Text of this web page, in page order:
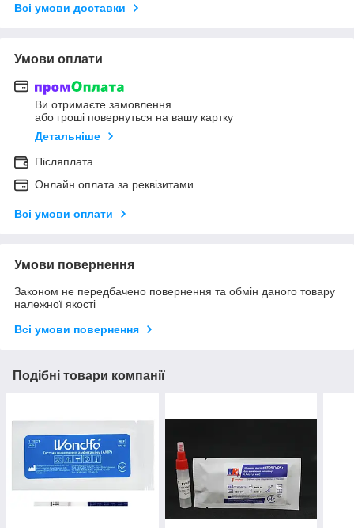
Всі умови доставки
Умови оплати
Ви отримаєте замовлення
або гроші повернуться на вашу картку
Детальніше
Післяплата
Онлайн оплата за реквізитами
Всі умови оплати
Умови повернення
Законом не передбачено повернення та обмін даного товару
належної якості
Всі умови повернення
Подібні товари компанії